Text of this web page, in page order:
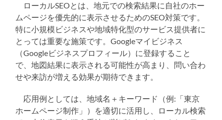
ローカルSEOとは、地元での検索結果に自社のホー
ムページを優先的に表示させるためのSEO対策です。
特に小規模ビジネスや地域特化型のサービス提供者に
とっては重要な施策です。Googleマイビジネス
（Googleビジネスプロフィール）に登録すること
で、地図結果に表示される可能性が高まり、問い合わ
せや来訪が増える効果が期待できます。
応用例としては、地域名＋キーワード（例:「東京
ホームページ制作」）を適切に活用し、ローカル検索